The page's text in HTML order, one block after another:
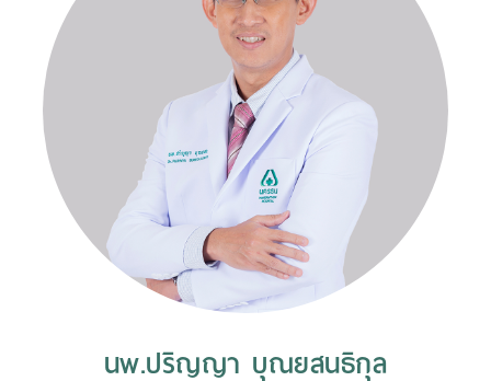
นพ.ปริญญา บุณยสนธิกุล